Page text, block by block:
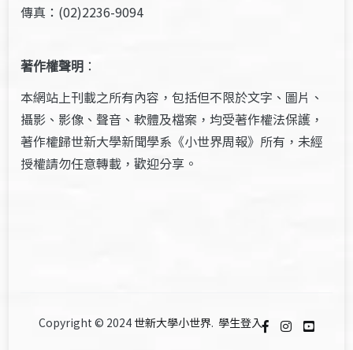
傳真：(02)2236-9094
著作權聲明 ：
本網站上刊載之所有內容，包括但不限於文字、圖片、
攝影、影像、聲音、軟體及檔案，均受著作權法保護，
著作權歸世新大學新聞學系《小世界周報》所有，未經
授權請勿任意轉載，歡迎分享。
Copyright © 2024 世新大學小世界. 學生登入